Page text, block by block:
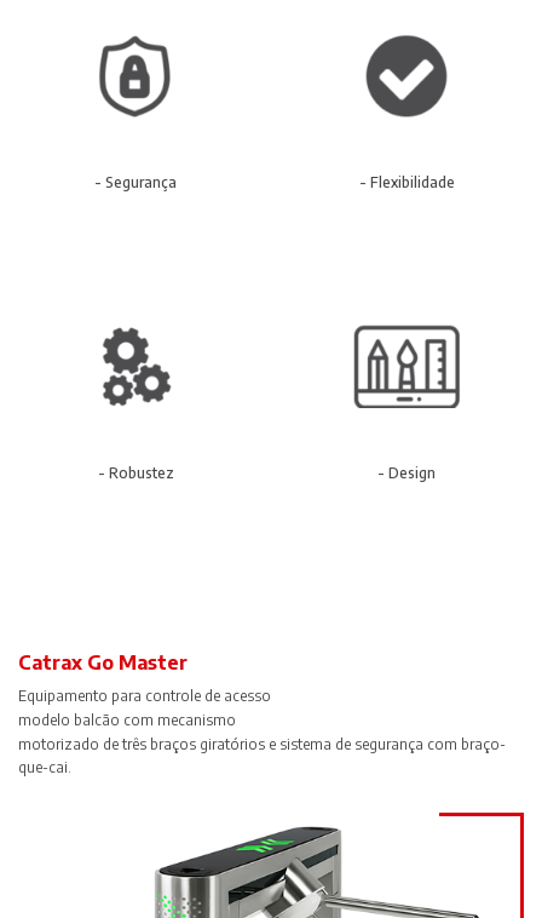
- Segurança - Flexibilidade
- Robustez - Design
Catrax Go Master
Equipamento para controle de acesso
modelo balcão com mecanismo
motorizado de três braços giratórios e sistema de segurança com braço-
que-cai.